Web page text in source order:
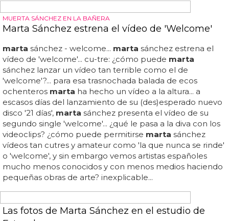
la artista pop española más exitosa,martasánchez,
prepara su comeback y, según nos hemos enterado, es
pero ahí no tiene nada que ver madonna, ya quemarta
lleva ya un año sonando con 'get together', un tema
dance que tiene un título que nos recuerda a algo y no
sabemos a qué... por lo visto miss sánchez ya tiene muy
avanzado el que será su séptimo álbum de estudio...
suponemos que incluirá 'dancing in spain'... ¿os imagináis
que tuviera que competir directamente con madonna?
sería interesante ver una encarnizada lucha entre mdna y
mrta... también podemos asegurar que pese a ser un
disco bailable habrá un par de baladas y una se llamará
obra maestra y todo irá acompañado de una gira
veraniega que la llevará a todos...